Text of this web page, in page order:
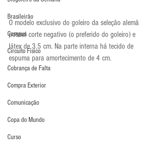
Brasileirão
Campus
Circuito Físico
Cobrança de Falta
Compra Exterior
Comunicação
Copa do Mundo
Curso
O modelo exclusivo do goleiro da seleção alemã
possui corte negativo (o preferido do goleiro) e
látex de 3.5 cm. Na parte interna há tecido de
espuma para amortecimento de 4 cm.